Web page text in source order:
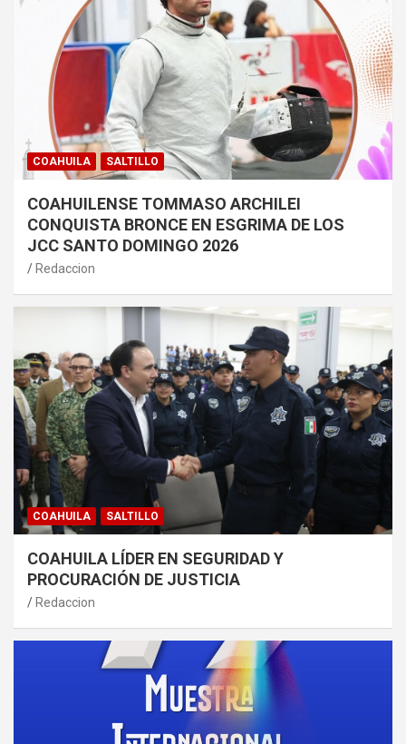
COAHUILA SALTILLO
COAHUILENSE TOMMASO ARCHILEI
CONQUISTA BRONCE EN ESGRIMA DE LOS
JCC SANTO DOMINGO 2026
Redaccion
COAHUILA SALTILLO
COAHUILA LÍDER EN SEGURIDAD Y
PROCURACIÓN DE JUSTICIA
Redaccion